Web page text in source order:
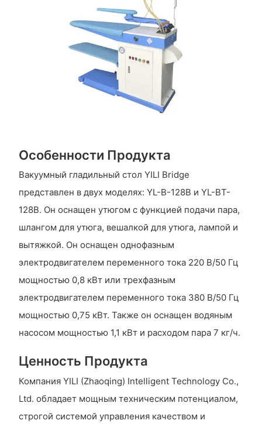
Особенности Продукта
Вакуумный гладильный стол YILI Bridge
представлен в двух моделях: YL-B-128B и YL-BT-
128B. Он оснащен утюгом с функцией подачи пара,
шлангом для утюга, вешалкой для утюга, лампой и
вытяжкой. Он оснащен однофазным
электродвигателем переменного тока 220 В/50 Гц
мощностью 0,8 кВт или трехфазным
электродвигателем переменного тока 380 В/50 Гц
мощностью 0,75 кВт. Также он оснащен водяным
насосом мощностью 1,1 кВт и расходом пара 7 кг/ч.
Ценность Продукта
Компания YILI (Zhaoqing) Intelligent Technology Co.,
Ltd. обладает мощным техническим потенциалом,
строгой системой управления качеством и